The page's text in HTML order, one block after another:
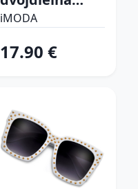
bavlnená
iMODA
17.90 €